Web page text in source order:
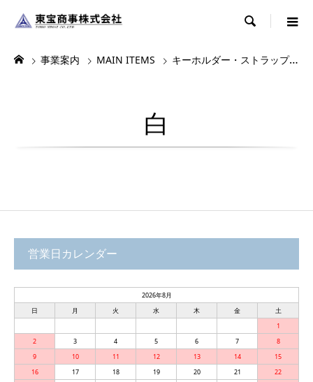

事業案内 MAIN ITEMS キーホルダー・ストラップ・根付
白
営業日カレンダー
2026年8月
日
月 火 水 木 金
土
1
2
3 4 5 6 7
8
9
10 11 12 13 14
15
16
17 18 19 20 21
22